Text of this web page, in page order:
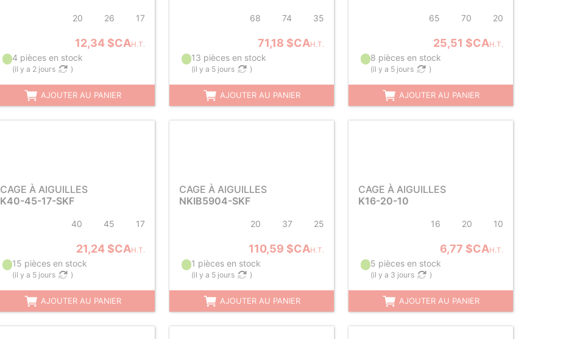
20 26 17
12,34 $CAH.T.
4 pièces en stock
(il y a 2 jours )
AJOUTER AU PANIER
68 74 35
71,18 $CAH.T.
13 pièces en stock
(il y a 5 jours )
AJOUTER AU PANIER
65 70 20
25,51 $CAH.T.
8 pièces en stock
(il y a 5 jours )
AJOUTER AU PANIER
CAGE À AIGUILLES
K40-45-17-SKF
40 45 17
21,24 $CAH.T.
15 pièces en stock
(il y a 5 jours )
AJOUTER AU PANIER
CAGE À AIGUILLES
NKIB5904-SKF
20 37 25
110,59 $CAH.T.
1 pièces en stock
(il y a 5 jours )
AJOUTER AU PANIER
CAGE À AIGUILLES
K16-20-10
16 20 10
6,77 $CAH.T.
5 pièces en stock
(il y a 3 jours )
AJOUTER AU PANIER